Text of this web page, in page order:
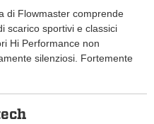
di Flowmaster comprende
scarico sportivi e classici
Hi Performance non
silenziosi. Fortemente